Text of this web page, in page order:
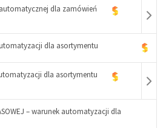
dla zamówień
dla asortymentu
dla asortymentu
– warunek automatyzacji dla